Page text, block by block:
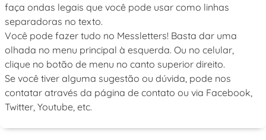
faça ondas legais que você pode usar como linhas
separadoras no texto.
Você pode fazer tudo no Messletters! Basta dar uma
olhada no menu principal à esquerda. Ou no celular,
clique no botão de menu no canto superior direito.
Se você tiver alguma sugestão ou dúvida, pode nos
contatar através da página de contato ou via Facebook,
Twitter, Youtube, etc.